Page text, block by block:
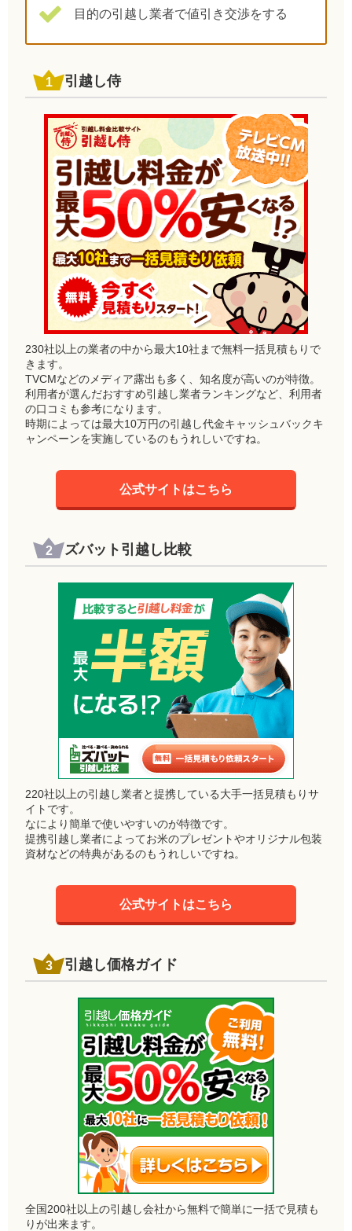
目的の引越し業者で値引き交渉をする
引越し侍
230社以上の業者の中から最大10社まで無料一括見積もりで
きます。
TVCMなどのメディア露出も多く、知名度が高いのが特徴。
利用者が選んだおすすめ引越し業者ランキングなど、利用者
の口コミも参考になります。
時期によっては最大10万円の引越し代金キャッシュバックキ
ャンペーンを実施しているのもうれしいですね。
公式サイトはこちら
ズバット引越し比較
220社以上の引越し業者と提携している大手一括見積もりサ
イトです。
なにより簡単で使いやすいのが特徴です。
提携引越し業者によってお米のプレゼントやオリジナル包装
資材などの特典があるのもうれしいですね。
公式サイトはこちら
引越し価格ガイド
全国200社以上の引越し会社から無料で簡単に一括で見積も
りが出来ます。